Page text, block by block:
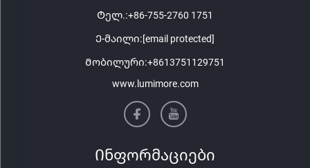
Ტელ.:+86-755-2760 1751
Ე-მაილი:[email protected]
Მობილური:+8613751129751
www.lumimore.com
Ინფორმაციები